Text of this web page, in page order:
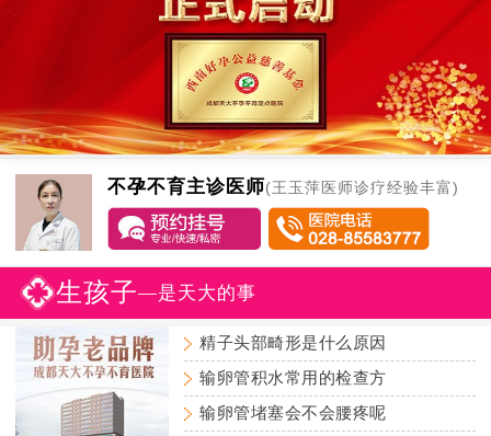
不孕不育主诊医师(王玉萍医师诊疗经验丰富)
生孩子—是天大的事
精子头部畸形是什么原因
输卵管积水常用的检查方
输卵管堵塞会不会腰疼呢